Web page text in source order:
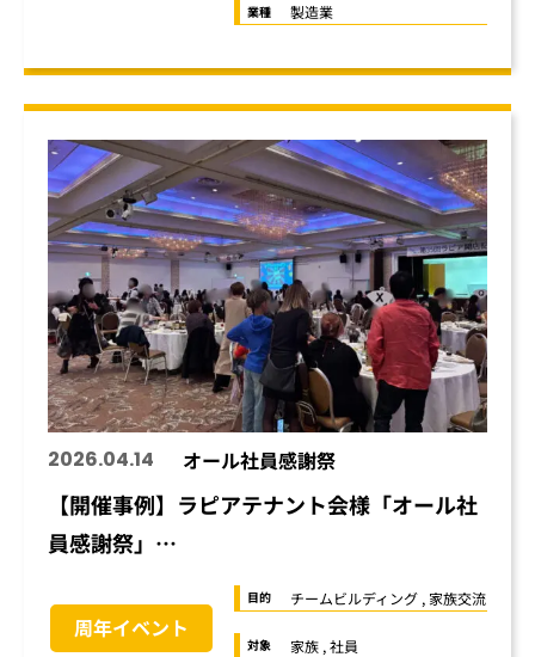
業種 製造業
2026.04.14 オール社員感謝祭
【開催事例】ラピアテナント会様「オール社
員感謝祭」…
周年イベント
目的 チームビルディング , 家族交流
対象 家族 , 社員